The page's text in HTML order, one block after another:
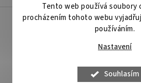
Tento web používá soubory
procházením tohoto webu
používáním.
Nastavení
Souhlasím
Vytvořil
nastavení cookies